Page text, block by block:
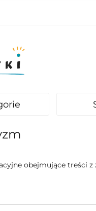
obejmujące treści z